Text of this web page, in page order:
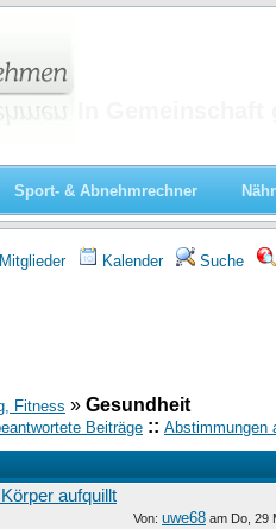
Sport- & Abnehmrechner
Mitglieder Kalender Suche
Fitness » Gesundheit
Beiträge :: Abstimmungen
aufquillt
Von: uwe68 am Do, 29